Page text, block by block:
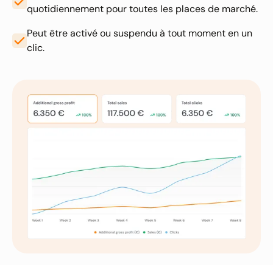
quotidiennement pour toutes les places de marché.
Peut être activé ou suspendu à tout moment en un
clic.